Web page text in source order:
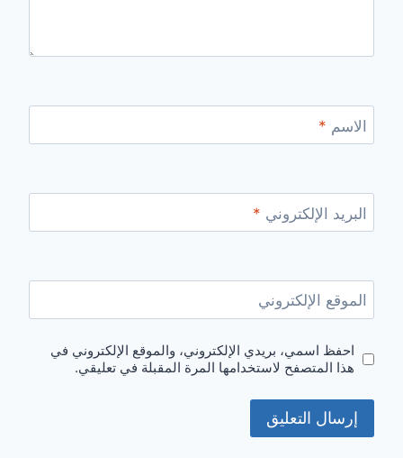
الاسم *
البريد الإلكتروني *
الموقع الإلكتروني
احفظ اسمي، بريدي الإلكتروني، والموقع الإلكتروني في
هذا المتصفح لاستخدامها المرة المقبلة في تعليقي.